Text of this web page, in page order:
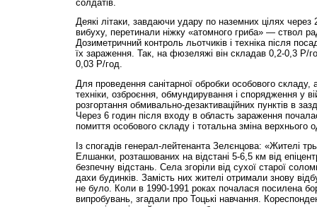
солдатів.
Деякі літаки, завдаючи удару по наземних цілях через
вибуху, перетинали ніжку «атомного гриба» — ствол
Дозиметричний контроль льотчиків і техніка після
їх зараження. Так, на фюзеляжі він складав 0,2-0,3 Р/
0,03 Р/год.
Для проведення санітарної обробки особового складу,
техніки, озброєння, обмундирування і спорядження у
розгортання обмивально-дезактиваційних пунктів в
Через 6 годин після входу в область зараження
помиття особового складу і тотальна зміна верхнього
Із спогадів генерал-лейтенанта Зелєнцова: «Жителі
Елшанки, розташованих на відстані 5-6,5 км від
безпечну відстань. Села згоріли від сухої старої
дахи будинків. Замість них жителі отримали знову
не було. Коли в 1990-1991 роках почалася посилена
випробувань, згадали про Тоцькі навчання.